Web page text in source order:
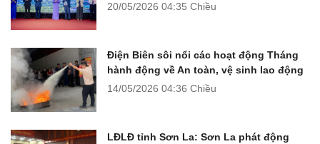
20/05/2026 04:35 Chiều
Điện Biên sôi nổi các hoạt động Tháng
hành động về An toàn, vệ sinh lao động
14/05/2026 04:36 Chiều
LĐLĐ tỉnh Sơn La: Sơn La phát động